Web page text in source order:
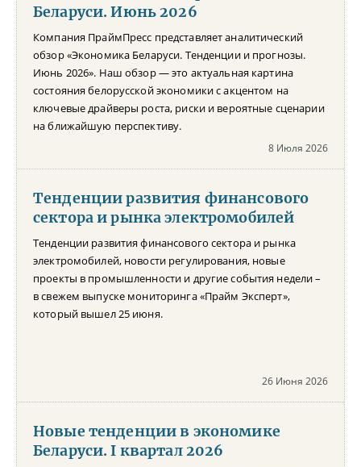
Беларуси. Июнь 2026
Компания ПраймПресс представляет аналитический
обзор «Экономика Беларуси. Тенденции и прогнозы.
Июнь 2026». Наш обзор — это актуальная картина
состояния белорусской экономики с акцентом на
ключевые драйверы роста, риски и вероятные сценарии
на ближайшую перспективу.
8 Июля 2026
Тенденции развития финансового
сектора и рынка электромобилей
Тенденции развития финансового сектора и рынка
электромобилей, новости регулирования, новые
проекты в промышленности и другие события недели –
в свежем выпуске мониторинга «Прайм Эксперт»,
который вышел 25 июня.
26 Июня 2026
Новые тенденции в экономике
Беларуси. I квартал 2026